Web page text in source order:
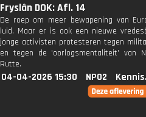
Fryslân DOK: Afl. 14
De roep om meer bewapening van
luid. Maar er is ook een nieuwe
jonge activisten protesteren tegen
en tegen de 'oorlogsmentaliteit' van
Rutte.
04-04-2026 15:30 NPO2